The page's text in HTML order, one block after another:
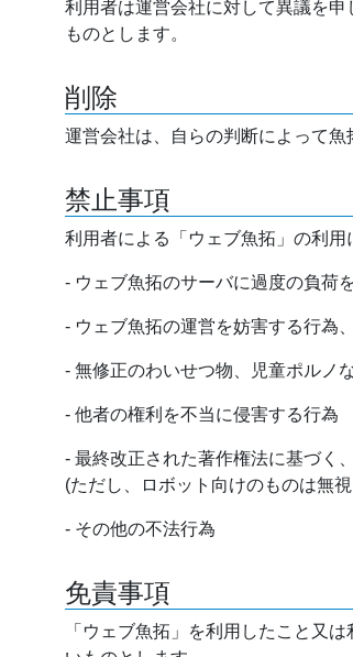
利用者は運営会社に対して異議を
ものとします。
削除
運営会社は、自らの判断によって魚
禁止事項
利用者による「ウェブ魚拓」の利用
- ウェブ魚拓のサーバに過度の負荷
- ウェブ魚拓の運営を妨害する行為
- 無修正のわいせつ物、児童ポルノ
- 他者の権利を不当に侵害する行為
- 最終改正された著作権法に基づく
(ただし、ロボット向けのものは無
- その他の不法行為
免責事項
「ウェブ魚拓」を利用したこと又